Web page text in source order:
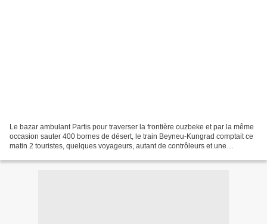
Le bazar ambulant Partis pour traverser la frontière ouzbeke et par la même
occasion sauter 400 bornes de désert, le train Beyneu-Kungrad comptait ce
matin 2 touristes, quelques voyageurs, autant de contrôleurs et une